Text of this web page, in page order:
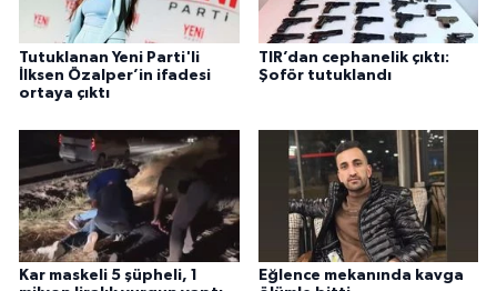
Tutuklanan Yeni Parti'li
İlksen Özalper’in ifadesi
ortaya çıktı
TIR’dan cephanelik çıktı:
Şoför tutuklandı
Kar maskeli 5 şüpheli, 1
Eğlence mekanında kavga